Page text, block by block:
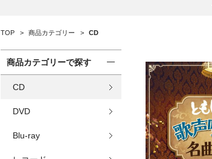
TOP > 商品カテゴリー > CD
商品カテゴリーで探す
CD
DVD
Blu-ray